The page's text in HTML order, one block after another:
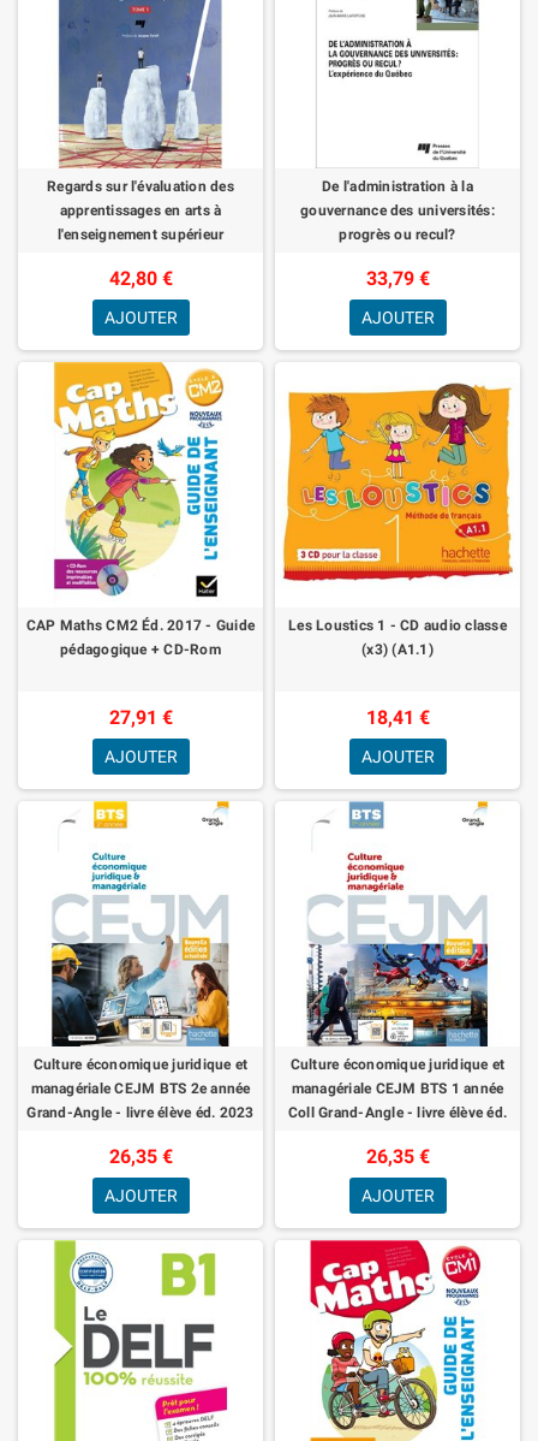
Regards sur l'évaluation des
apprentissages en arts à
l'enseignement supérieur
42,80 €
AJOUTER
De l'administration à la
gouvernance des universités:
progrès ou recul?
33,79 €
AJOUTER
CAP Maths CM2 Éd. 2017 - Guide
pédagogique + CD-Rom
27,91 €
AJOUTER
Les Loustics 1 - CD audio classe
(x3) (A1.1)
18,41 €
AJOUTER
Culture économique juridique et
managériale CEJM BTS 2e année
Grand-Angle - livre élève éd. 2023
26,35 €
AJOUTER
Culture économique juridique et
managériale CEJM BTS 1 année
Coll Grand-Angle - livre élève éd.
26,35 €
AJOUTER